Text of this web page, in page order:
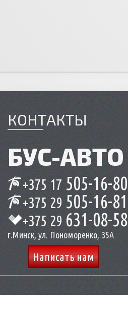
КОНТАКТЫ
БУС-АВТО
+375 17 505-16-80
+375 29 505-16-81
+375 29 631-08-58
г.Минск, ул. Пономоренко, 35А
Написать нам